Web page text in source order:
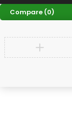
Compare (0)